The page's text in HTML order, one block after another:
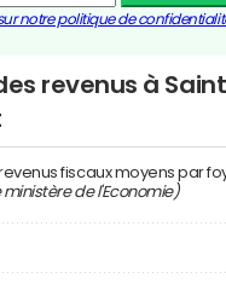
notre politique de
revenus à
fiscaux moyens par
ministère de l'Economie)